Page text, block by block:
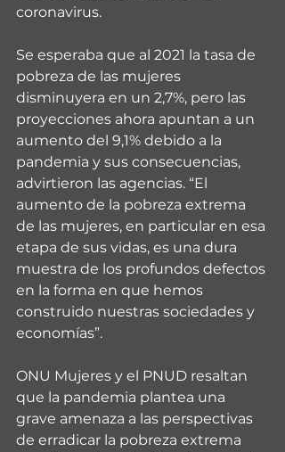
coronavirus.
Se esperaba que al 2021 la tasa de
pobreza de las mujeres
disminuyera en un 2,7%, pero las
proyecciones ahora apuntan a un
aumento del 9,1% debido a la
pandemia y sus consecuencias,
advirtieron las agencias. “El
aumento de la pobreza extrema
de las mujeres, en particular en esa
etapa de sus vidas, es una dura
muestra de los profundos defectos
en la forma en que hemos
construido nuestras sociedades y
economías”.
ONU Mujeres y el PNUD resaltan
que la pandemia plantea una
grave amenaza a las perspectivas
de erradicar la pobreza extrema